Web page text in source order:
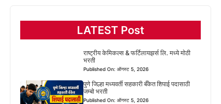
LATEST Post
राष्ट्रीय केमिकल्स & फर्टिलायझर्स लि. मध्ये मोठी
भरती
Published On: ऑगस्ट 5, 2026
पुणे जिल्हा मध्यवर्ती सहकारी बँकेत शिपाई पदासाठी
जम्बो भरती
Published On: ऑगस्ट 5, 2026